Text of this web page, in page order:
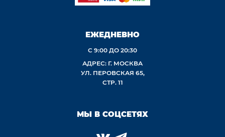
ЕЖЕДНЕВНО
С 9:00 ДО 20:30
АДРЕС: Г. МОСКВА
УЛ. ПЕРОВСКАЯ 65,
СТР. 11
МЫ В СОЦСЕТЯХ